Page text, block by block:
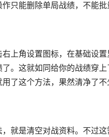
只能删除单局战绩，不能批
上角设置图标，在基础设
。这就如同给你的战绩穿
了这个方法，果然清净了不
就是清空对战资料。不过